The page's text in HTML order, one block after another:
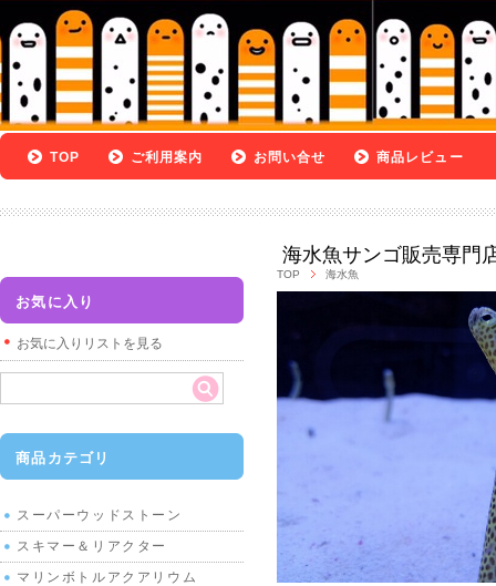
TOP ご利用案内 お問い合せ 商品レビュー
海水魚サンゴ販売専門
TOP 海水魚
お気に入り
お気に入りリストを見る
商品カテゴリ
スーパーウッドストーン
スキマー＆リアクター
マリンボトルアクアリウム